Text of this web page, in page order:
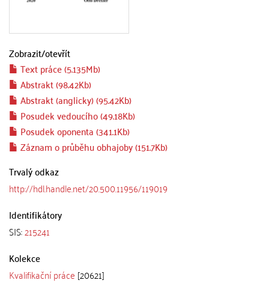
Zobrazit/otevřít
Text práce (5.135Mb)
Abstrakt (98.42Kb)
Abstrakt (anglicky) (95.42Kb)
Posudek vedoucího (49.18Kb)
Posudek oponenta (341.1Kb)
Záznam o průběhu obhajoby (151.7Kb)
Trvalý odkaz
http://hdl.handle.net/20.500.11956/119019
Identifikátory
SIS:215241
Kolekce
Kvalifikační práce [20621]